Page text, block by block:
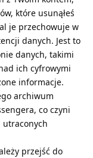
które usunąłeś
je przechowuje w
danych. Jest to
danych, takimi
ich cyfrowymi
informacje.
archiwum
co czyni
przejść do